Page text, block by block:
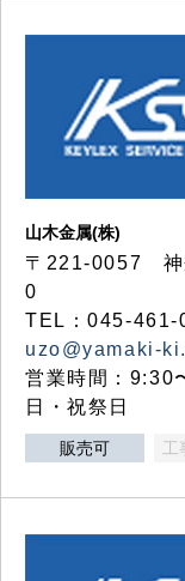
山木金属(株)
〒221-0057 神
0
TEL：045-
uzo@yamaki-
営業時間：9:30
日・祝祭日
販売可 工